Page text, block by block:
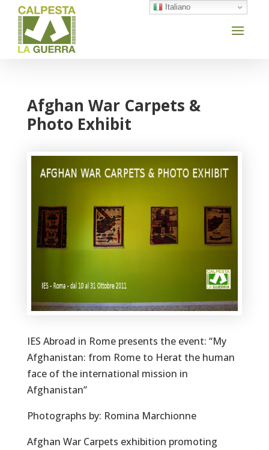
Afghan War Carpets &
Photo Exhibit
IES Abroad in Rome presents the event: “My
Afghanistan: from Rome to Herat the human
face of the international mission in
Afghanistan”
Photographs by: Romina Marchionne
Afghan War Carpets exhibition promoting
Italiano